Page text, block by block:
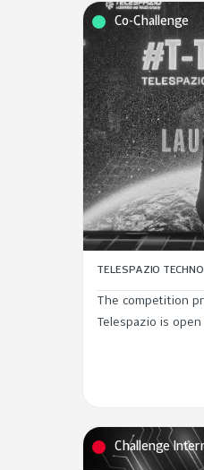
TELESPAZIO
The competition
Telespazio is
Co-Challenge
Challenge